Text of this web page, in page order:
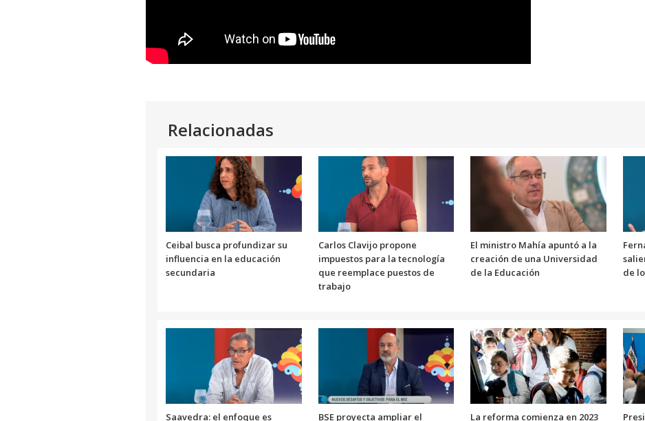
Relacionadas
Ceibal busca profundizar su
influencia en la educación
secundaria
Carlos Clavijo propone
impuestos para la tecnología
que reemplace puestos de
trabajo
El ministro Mahía apuntó a la
creación de una Universidad
de la Educación
de
Saavedra: el enfoque es BSE proyecta ampliar el La reforma comienza en 2023